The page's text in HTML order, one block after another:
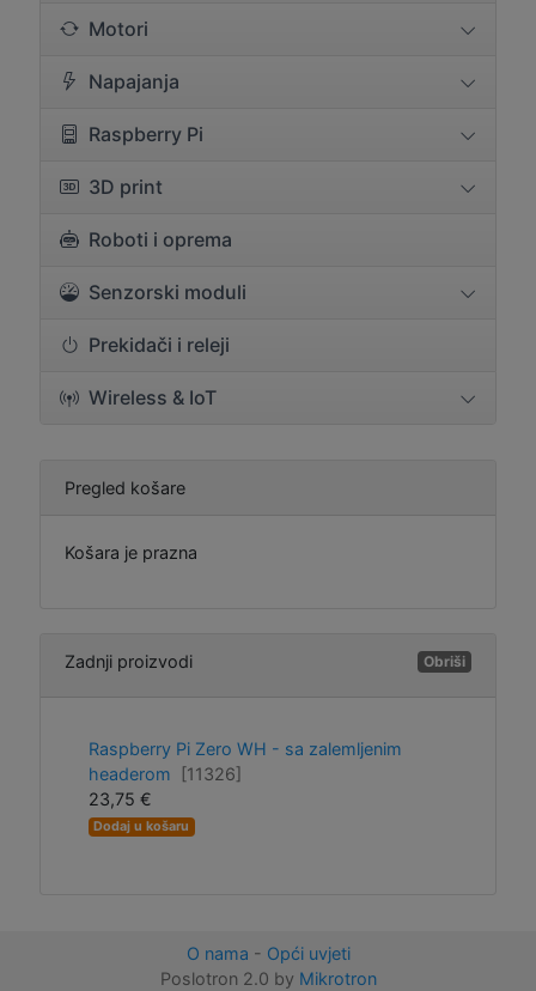
Motori
Napajanja
Raspberry Pi
3D print
Roboti i oprema
Senzorski moduli
Prekidači i releji
Wireless & IoT
Pregled košare
Košara je prazna
Zadnji proizvodi Obriši
Raspberry Pi Zero WH - sa zalemljenim
headerom
[11326]
23,75 €
Dodaj u košaru
O nama - Opći uvjeti
Poslotron 2.0 by Mikrotron